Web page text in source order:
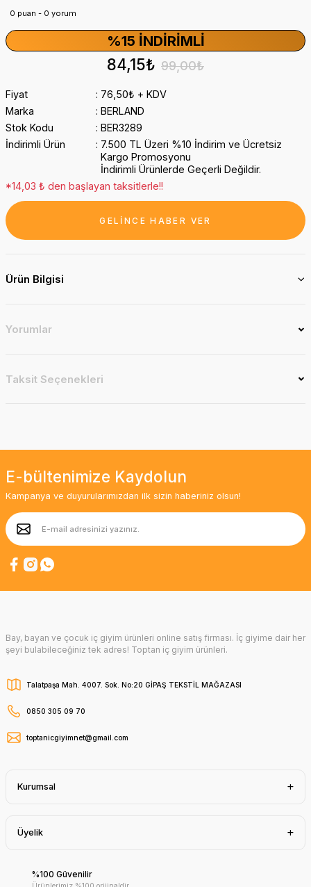
0 puan - 0 yorum
%15 İNDIRIMLI
84,15₺ 99,00₺
Fiyat
76,50₺ + KDV
Marka
BERLAND
Stok Kodu
BER3289
İndirimli Ürün
7.500 TL Üzeri %10 İndirim ve Ücretsiz
Kargo Promosyonu
İndirimli Ürünlerde Geçerli Değildir.
*14,03 ₺ den başlayan taksitlerle!!
GELİNCE HABER VER
Ürün Bilgisi
Yorumlar
Taksit Seçenekleri
E-bültenimize Kaydolun
Kampanya ve duyurularımızdan ilk sizin haberiniz olsun!
Bay, bayan ve çocuk iç giyim ürünleri online satış firması. İç giyime dair her
şeyi bulabileceğiniz tek adres! Toptan iç giyim ürünleri.
Talatpaşa Mah. 4007. Sok. No:20 GİPAŞ TEKSTİL MAĞAZASI
0850 305 09 70
toptanicgiyimnet@gmail.com
Kurumsal
Üyelik
%100 Güvenilir